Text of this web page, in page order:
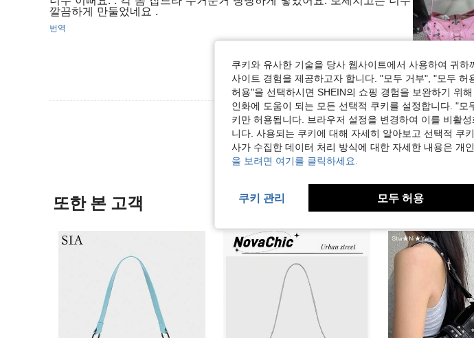
깔끔하게 만둘었네요 .
번역
리뷰 더 보기
또한 본 고객
쿠키와 유사한 기술을 당사 웹사이트에서 사용하여 귀
사이트 경험을 제공하고자 합니다. "모두 거부", "모두
허용"을 선택하시면 SHEIN의 쇼핑 경험을 보완하기 위
인화에 도움이 되는 모든 선택적 쿠키를 설정합니다. "
키만 허용됩니다. 브라우저 설정을 변경하여 이를 비활
니다. 사용되는 쿠키에 대해 자세히 알아보고 선택적 쿠
사가 수집한 데이터 처리 방식에 대한 자세한 내용은 개
을 보려면 여기를 클릭하세요.
쿠키 관리 모두 허용